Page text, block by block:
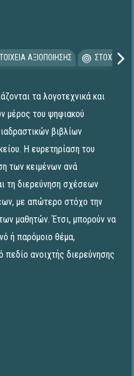
ΑΞΙΟΠΟΙΗΣΗΣ
τα λογοτεχνικά και
μέρος του ψηφιακού
βιβλίων
Η ευρετηρίαση του
των κειμένων ανά
τη διερεύνηση σχέσεων
με απώτερο στόχο την
μαθητών. Έτσι, μπορούν να
ή παρόμοιο θέμα,
πεδίο ανοιχτής διερεύνησης